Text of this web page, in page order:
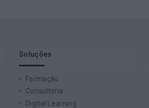
Soluções
Formação
Consultoria
Digital Learning